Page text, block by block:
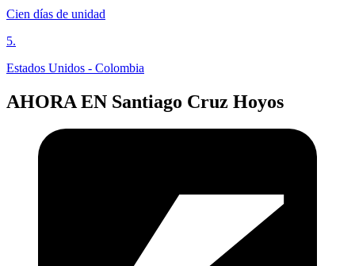
Cien días de unidad
5.
Estados Unidos - Colombia
AHORA EN Santiago Cruz Hoyos